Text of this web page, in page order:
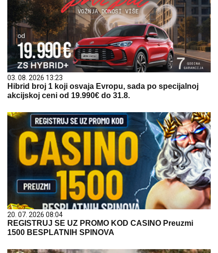
03. 08. 2026 13:23
Hibrid broj 1 koji osvaja Evropu, sada po specijalnoj
akcijskoj ceni od 19.990€ do 31.8.
20. 07. 2026 08:04
REGISTRUJ SE UZ PROMO KOD CASINO Preuzmi
1500 BESPLATNIH SPINOVA